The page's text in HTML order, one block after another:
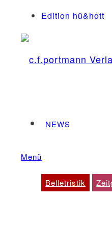
Edition hü&hott
NEWS
Dienstleistungen
Menü
Belletristik